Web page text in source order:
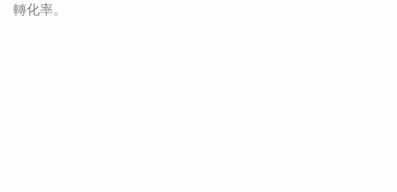
轉化率。